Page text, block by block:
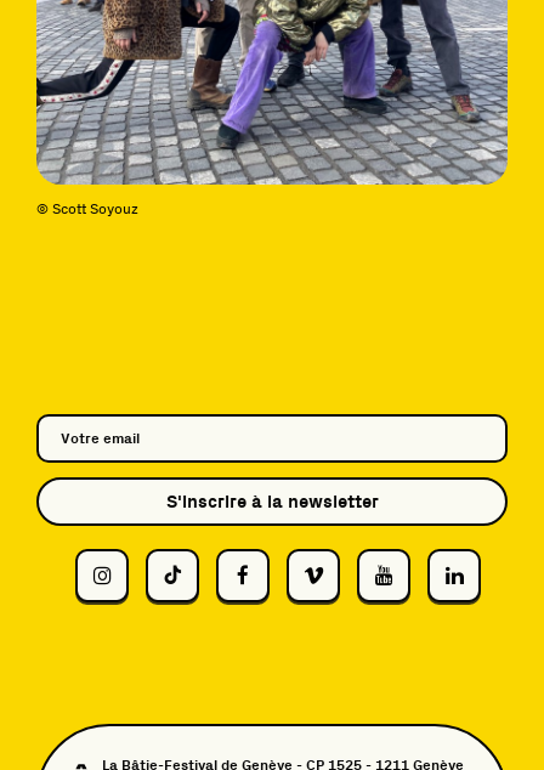
© Scott Soyouz
S'inscrire à la newsletter
La Bâtie-Festival de Genève - CP 1525 - 1211 Genève